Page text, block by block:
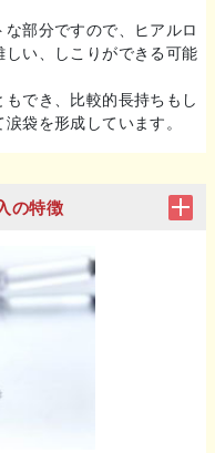
部分ですので、ヒアルロ
い、しこりができる可能
でき、比較的長持ちもし
袋を形成しています。
の特徴